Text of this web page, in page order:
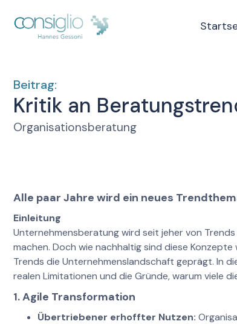
Beitrag:
Kritik an
Organisationsberatung
Alle paar Jahre wird ein neues
Einleitung
Unternehmensberatung wird seit jeher von
machen. Doch wie nachhaltig sind diese
Trends die Unternehmenslandschaft geprägt. In
realen Limitationen und die Gründe, warum viele
1. Agile Transformation
Übertriebener erhoffter Nutzen: